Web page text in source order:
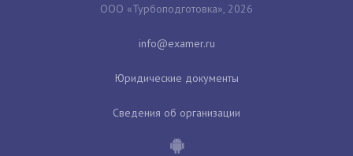
ООО «Турбоподготовка», 2026
Юридические документы
Сведения об организации